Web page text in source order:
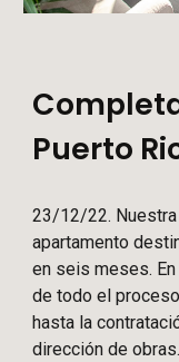
Puerto
23/12/22.
apartamento
en seis meses.
de todo el
hasta la
dirección de